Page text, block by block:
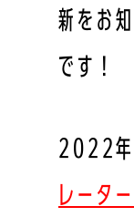
新をお
です！
2022年
レータ